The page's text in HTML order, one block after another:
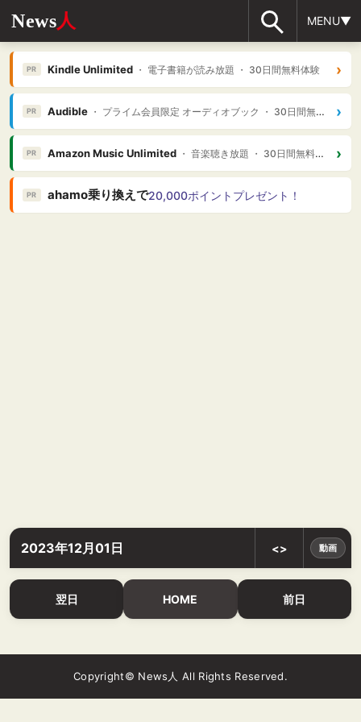
News人 MENU▼
PR Kindle Unlimited・ 電子書籍が読み放題 ・ 30日間無料体験 ›
PR Audible・ プライム会員限定 オーディオブック ・ 30日間無料体験 ›
PR Amazon Music Unlimited・ 音楽聴き放題 ・ 30日間無料体験 ›
PR ahamo乗り換えで20,000ポイントプレゼント！
2023年12月01日 <> 動画
翌日 HOME 前日
Copyright© News人 All Rights Reserved.